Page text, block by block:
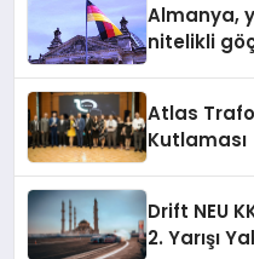
Almanya,
nitelikli
Atlas Trafo
Kutlaması
Drift NEU
2. Yarışı